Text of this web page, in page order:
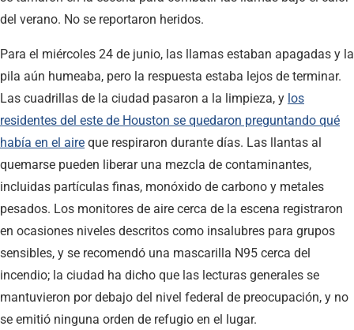
del verano. No se reportaron heridos.
Para el miércoles 24 de junio, las llamas estaban apagadas y la
pila aún humeaba, pero la respuesta estaba lejos de terminar.
Las cuadrillas de la ciudad pasaron a la limpieza, y los
residentes del este de Houston se quedaron preguntando qué
había en el aire que respiraron durante días. Las llantas al
quemarse pueden liberar una mezcla de contaminantes,
incluidas partículas finas, monóxido de carbono y metales
pesados. Los monitores de aire cerca de la escena registraron
en ocasiones niveles descritos como insalubres para grupos
sensibles, y se recomendó una mascarilla N95 cerca del
incendio; la ciudad ha dicho que las lecturas generales se
mantuvieron por debajo del nivel federal de preocupación, y no
se emitió ninguna orden de refugio en el lugar.